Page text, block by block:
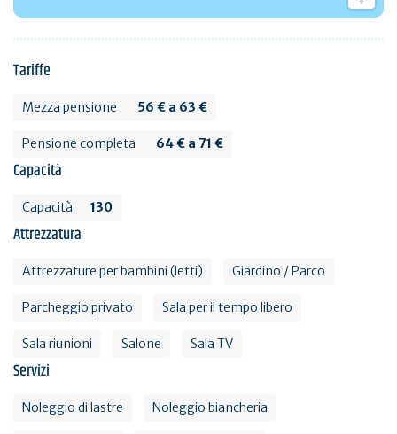
Tariffe
Mezza pensione 56 € a 63 €
Pensione completa 64 € a 71 €
Capacità
Capacità 130
Attrezzatura
Attrezzature per bambini (letti) Giardino / Parco
Parcheggio privato Sala per il tempo libero
Sala riunioni Salone Sala TV
Servizi
Noleggio di lastre Noleggio biancheria